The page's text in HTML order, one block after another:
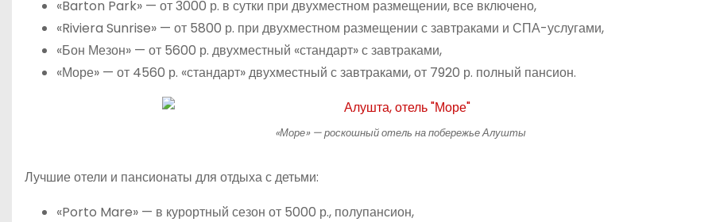
«Barton Park» — от 3000 р. в сутки при двухместном размещении, все включено,
«Riviera Sunrise» — от 5800 р. при двухместном размещении с завтраками и СПА-услугами,
«Бон Мезон» — от 5600 р. двухместный «стандарт» с завтраками,
«Море» — от 4560 р. «стандарт» двухместный с завтраками, от 7920 р. полный пансион.
«Море» — роскошный отель на побережье Алушты
Лучшие отели и пансионаты для отдыха с детьми:
«Porto Mare» — в курортный сезон от 5000 р., полупансион,